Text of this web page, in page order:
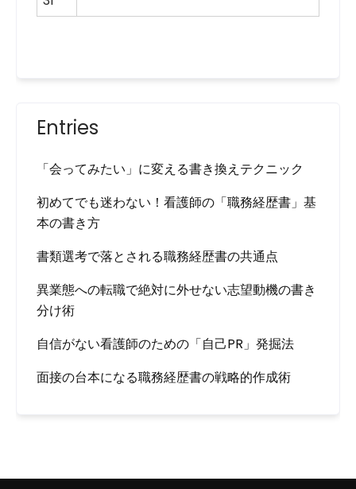
Entries
「会ってみたい」に変える書き換えテクニック
初めてでも迷わない！看護師の「職務経歴書」基
本の書き方
書類選考で落とされる職務経歴書の共通点
異業態への転職で絶対に外せない志望動機の書き
分け術
自信がない看護師のための「自己PR」発掘法
面接の台本になる職務経歴書の戦略的作成術